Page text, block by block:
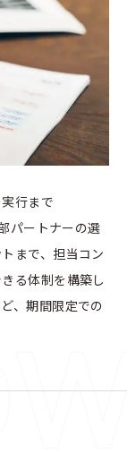
行まで
パートナーの選
まで、担当コン
る体制を構築し
、期間限定での